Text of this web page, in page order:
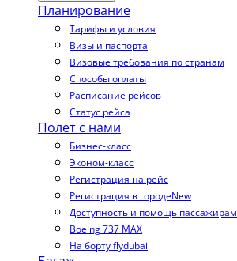
Планирование
Тарифы и условия
Визы и паспорта
Визовые требования по странам
Способы оплаты
Расписание рейсов
Статус рейса
Полет с нами
Бизнес-класс
Эконом-класс
Регистрация на рейс
Регистрация в городеNew
Доступность и помощь пассажирам
Boeing 737 MAX
На борту flydubai